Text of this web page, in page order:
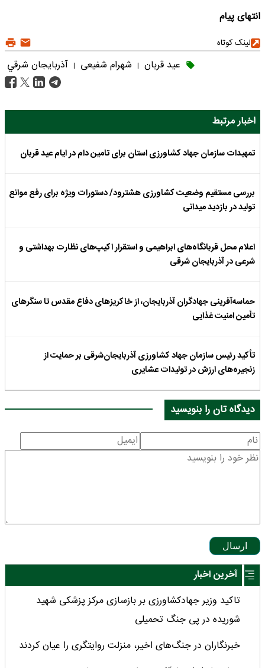
انتهای پیام
لینک کوتاه
عید قربان | شهرام شفیعی | آذربايجان شرقي
اخبار مرتبط
تمهیدات سازمان جهاد کشاورزی استان برای تامین دام در ایام عید قربان
بررسی مستقیم وضعیت کشاورزی هشترود/ دستورات ویژه برای رفع موانع
تولید در بازدید میدانی
اعلام محل قربانگاه‌های ابراهیمی و استقرار اکیپ‌های نظارت بهداشتی و
شرعی در آذربایجان شرقی
حماسه‌آفرینی جهادگران آذربایجان، از خاکریزهای دفاع مقدس تا سنگرهای
تأمین امنیت غذایی
تأکید رئیس سازمان جهاد کشاورزی آذربایجان‌شرقی بر حمایت از
زنجیره‌های ارزش در تولیدات عشایری
دیدگاه تان را بنویسید
ارسال
آخرین اخبار
تاکید وزیر جهادکشاورزی بر بازسازی مرکز پزشکی شهید
شوریده در پی جنگ تحمیلی
خبرنگاران در جنگ‌های اخیر، منزلت روایتگری را عیان کردند